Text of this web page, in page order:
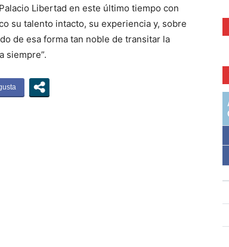
Libertad en este último tiempo con
su talento intacto, su experiencia y, sobre
de esa forma tan noble de transitar la
siempre”.